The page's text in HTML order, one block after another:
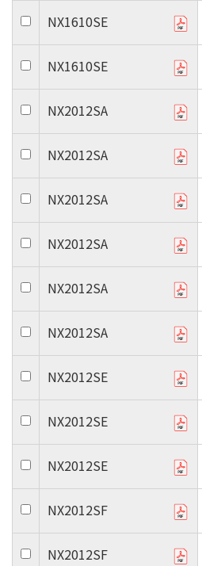
NX1610SE
NX1610SE
NX2012SA
NX2012SA
NX2012SA
NX2012SA
NX2012SA
NX2012SA
NX2012SE
NX2012SE
NX2012SE
NX2012SF
NX2012SF